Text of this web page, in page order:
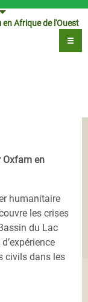
en Afrique de l'Ouest
Oxfam en
humanitaire
les crises
du Lac
civils dans les